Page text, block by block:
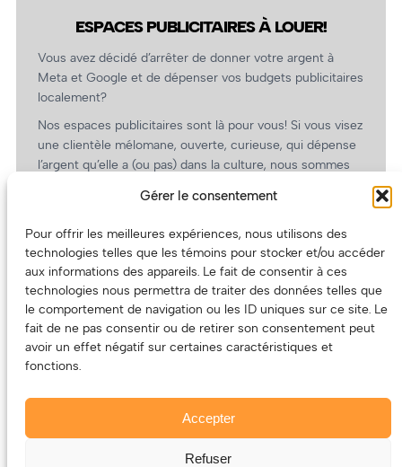
Gérer le consentement
Pour offrir les meilleures expériences, nous utilisons des
technologies telles que les témoins pour stocker et/ou accéder
aux informations des appareils. Le fait de consentir à ces
technologies nous permettra de traiter des données telles que
le comportement de navigation ou les ID uniques sur ce site. Le
fait de ne pas consentir ou de retirer son consentement peut
avoir un effet négatif sur certaines caractéristiques et
fonctions.
Accepter
Refuser
ESPACES PUBLICITAIRES À LOUER!
Vous avez décidé d’arrêter de donner votre argent à
Meta et Google et de dépenser vos budgets publicitaires
localement?
Nos espaces publicitaires sont là pour vous! Si vous visez
une clientèle mélomane, ouverte, curieuse, qui dépense
l’argent qu’elle a (ou pas) dans la culture, nous sommes
revient.
(Oui, on va avoir des tarifs spéciaux pour vous, les
artistes!)